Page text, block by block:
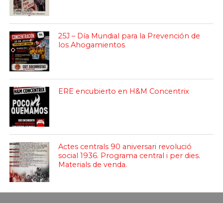
25J – Día Mundial para la Prevención de
los Ahogamientos
ERE encubierto en H&M Concentrix
Actes centrals 90 aniversari revolució
social 1936. Programa central i per dies.
Materials de venda.